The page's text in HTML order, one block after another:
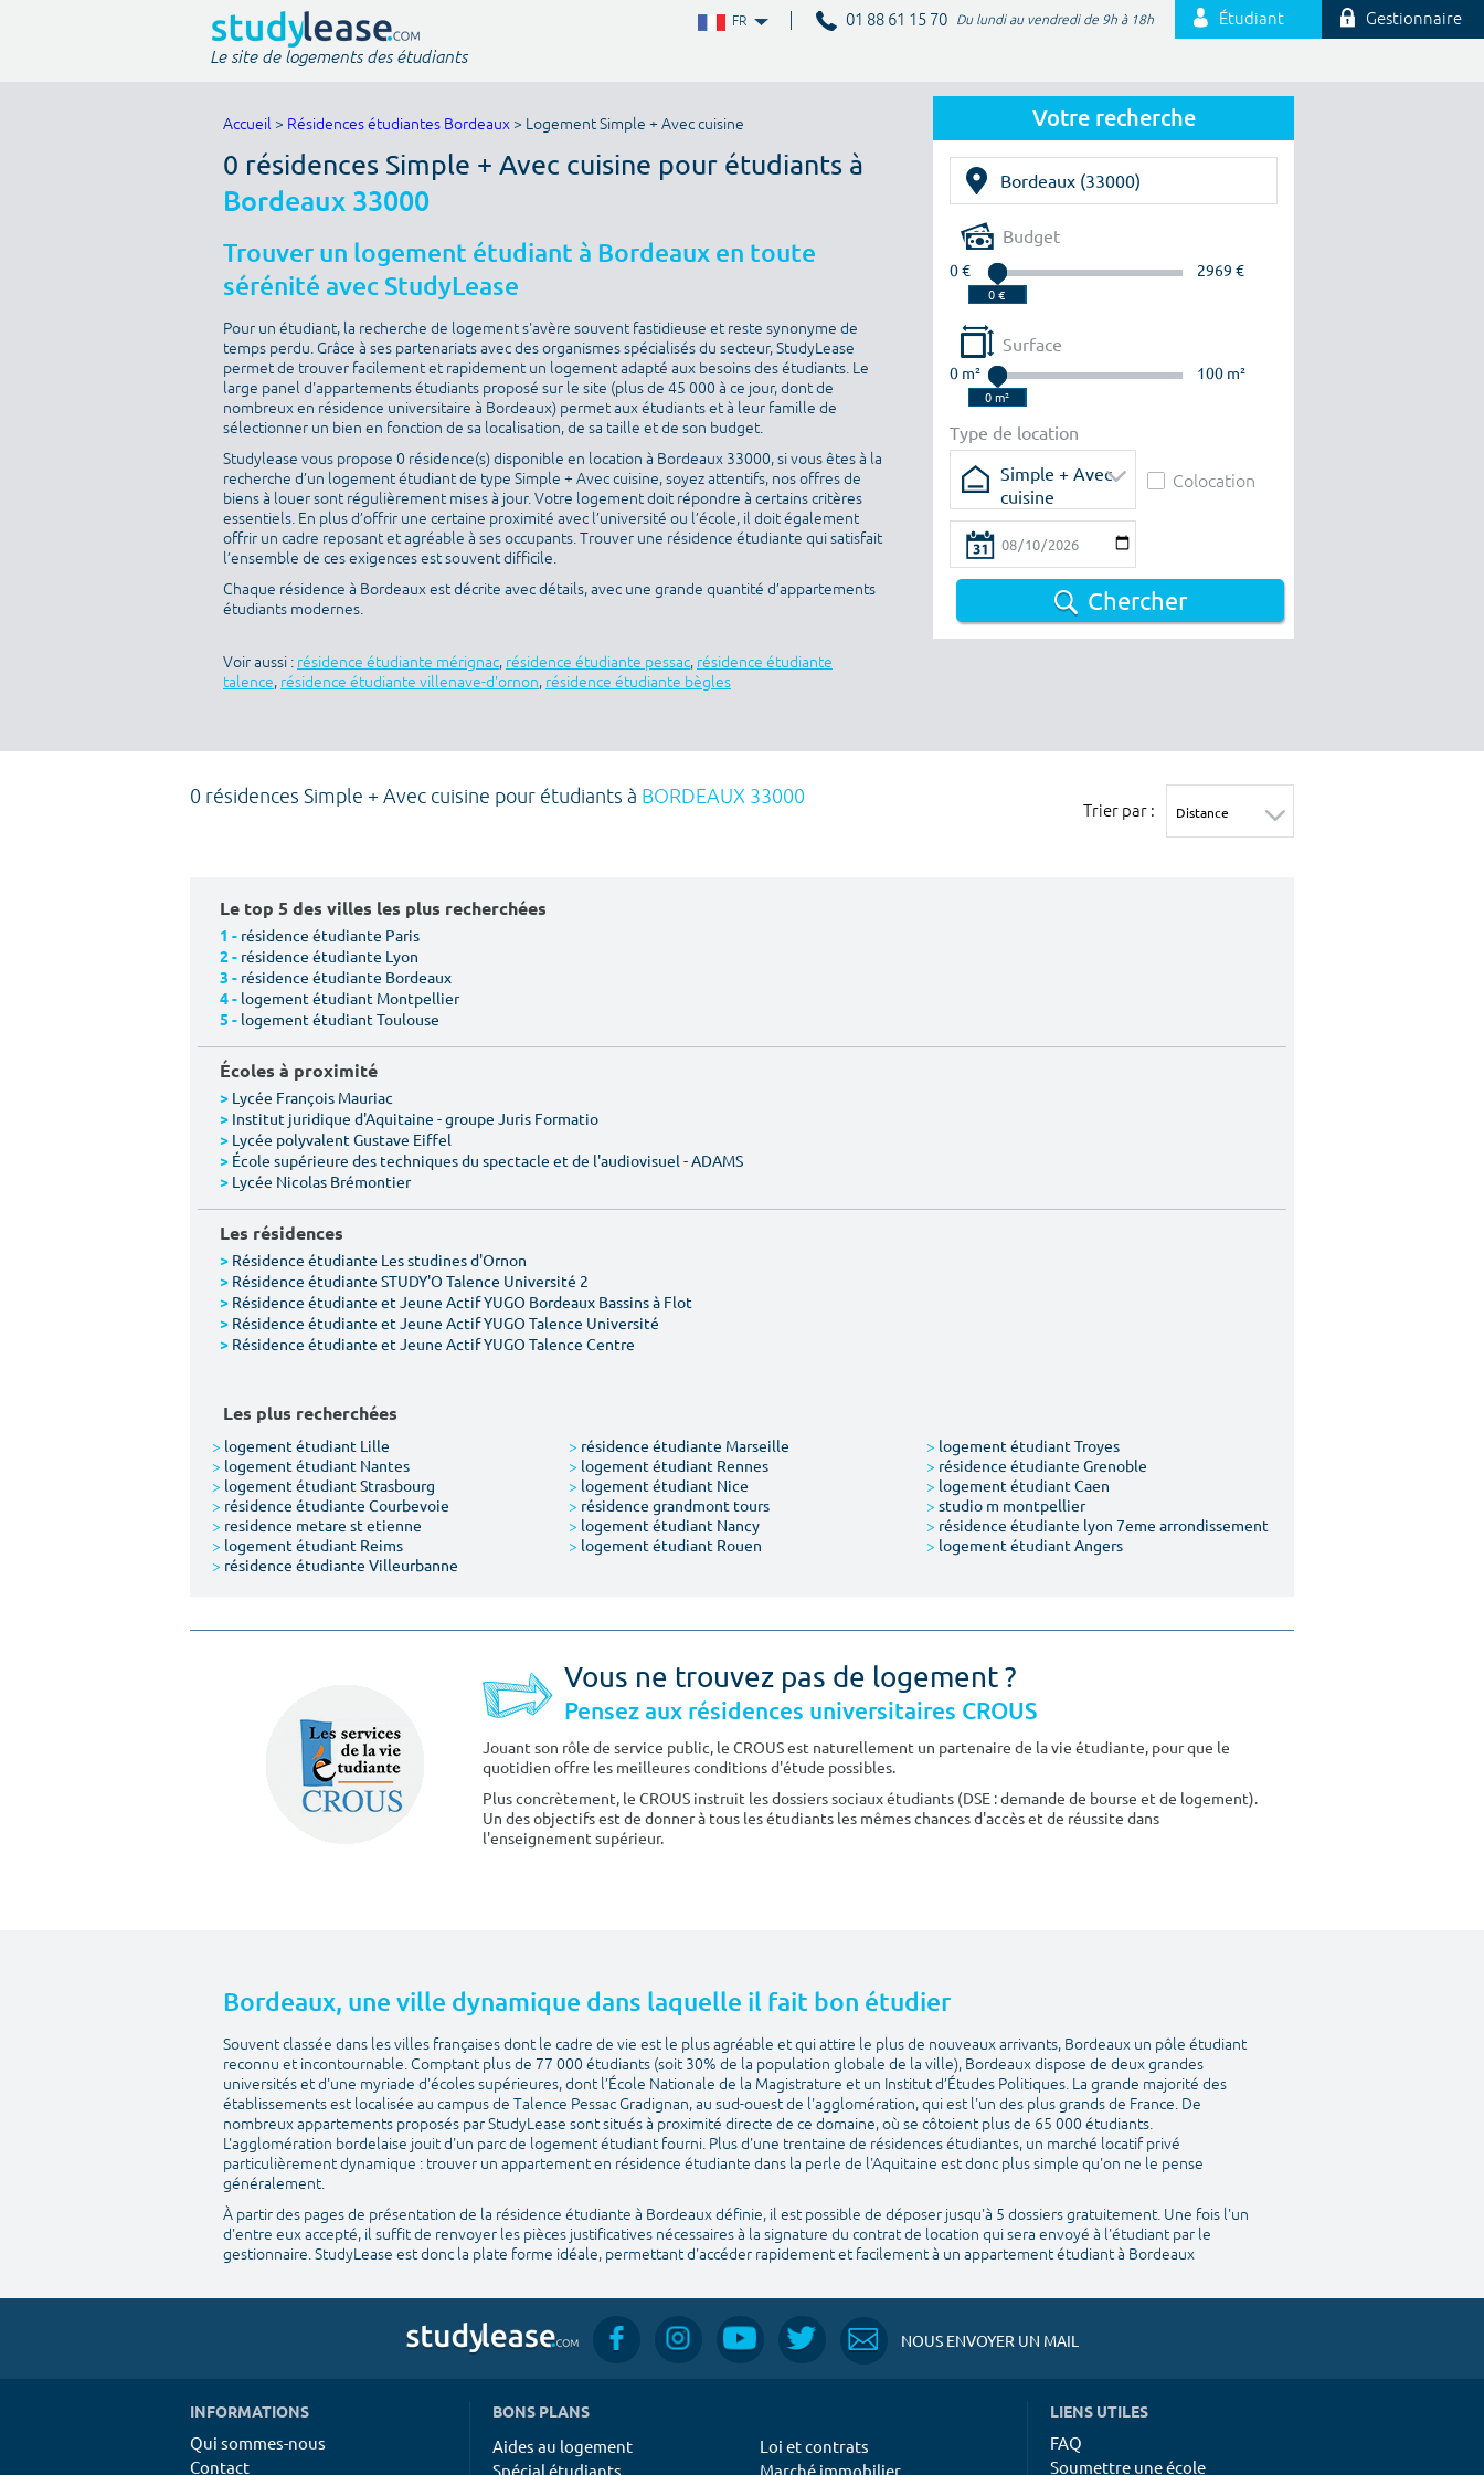
FR 01 88 61 15 70 Du lundi au vendredi de 9h à 18h Étudiant Gestionnaire
Le site de logements des étudiants
Votre recherche
Budget
0 € 2969 €
Surface
0 m² 100 m²
Type de location
Simple + Avec
cuisine
Colocation
Chercher
Accueil > Résidences étudiantes Bordeaux > Logement Simple + Avec cuisine
0 résidences Simple + Avec cuisine pour étudiants à
Bordeaux 33000
Trouver un logement étudiant à Bordeaux en toute
sérénité avec StudyLease
Pour un étudiant, la recherche de logement s'avère souvent fastidieuse et reste synonyme de
temps perdu. Grâce à ses partenariats avec des organismes spécialisés du secteur, StudyLease
permet de trouver facilement et rapidement un logement adapté aux besoins des étudiants. Le
large panel d'appartements étudiants proposé sur le site (plus de 45 000 à ce jour, dont de
nombreux en résidence universitaire à Bordeaux) permet aux étudiants et à leur famille de
sélectionner un bien en fonction de sa localisation, de sa taille et de son budget.
Studylease vous propose 0 résidence(s) disponible en location à Bordeaux 33000, si vous êtes à la
recherche d’un logement étudiant de type Simple + Avec cuisine, soyez attentifs, nos offres de
biens à louer sont régulièrement mises à jour. Votre logement doit répondre à certains critères
essentiels. En plus d’offrir une certaine proximité avec l’université ou l’école, il doit également
offrir un cadre reposant et agréable à ses occupants. Trouver une résidence étudiante qui satisfait
l’ensemble de ces exigences est souvent difficile.
Chaque résidence à Bordeaux est décrite avec détails, avec une grande quantité d’appartements
étudiants modernes.
Voir aussi : résidence étudiante mérignac, résidence étudiante pessac, résidence étudiante
talence, résidence étudiante villenave-d'ornon, résidence étudiante bègles
0 résidences Simple + Avec cuisine pour étudiants à BORDEAUX 33000
Trier par :
Le top 5 des villes les plus recherchées
1 - résidence étudiante Paris
2 - résidence étudiante Lyon
3 - résidence étudiante Bordeaux
4 - logement étudiant Montpellier
5 - logement étudiant Toulouse
Écoles à proximité
> Lycée François Mauriac
> Institut juridique d'Aquitaine - groupe Juris Formatio
> Lycée polyvalent Gustave Eiffel
> École supérieure des techniques du spectacle et de l'audiovisuel - ADAMS
> Lycée Nicolas Brémontier
Les résidences
> Résidence étudiante Les studines d'Ornon
> Résidence étudiante STUDY'O Talence Université 2
> Résidence étudiante et Jeune Actif YUGO Bordeaux Bassins à Flot
> Résidence étudiante et Jeune Actif YUGO Talence Université
> Résidence étudiante et Jeune Actif YUGO Talence Centre
Les plus recherchées
> logement étudiant Lille > résidence étudiante Marseille > logement étudiant Troyes
> logement étudiant Nantes > logement étudiant Rennes > résidence étudiante Grenoble
> logement étudiant Strasbourg > logement étudiant Nice > logement étudiant Caen
> résidence étudiante Courbevoie > résidence grandmont tours > studio m montpellier
> residence metare st etienne > logement étudiant Nancy > résidence étudiante lyon 7eme arrondissement
> logement étudiant Reims > logement étudiant Rouen > logement étudiant Angers
> résidence étudiante Villeurbanne
Vous ne trouvez pas de logement ?
Pensez aux résidences universitaires CROUS
Jouant son rôle de service public, le CROUS est naturellement un partenaire de la vie étudiante, pour que le
quotidien offre les meilleures conditions d'étude possibles.
Plus concrètement, le CROUS instruit les dossiers sociaux étudiants (DSE : demande de bourse et de logement).
Un des objectifs est de donner à tous les étudiants les mêmes chances d'accès et de réussite dans
l'enseignement supérieur.
Bordeaux, une ville dynamique dans laquelle il fait bon étudier
Souvent classée dans les villes françaises dont le cadre de vie est le plus agréable et qui attire le plus de nouveaux arrivants, Bordeaux un pôle étudiant
reconnu et incontournable. Comptant plus de 77 000 étudiants (soit 30% de la population globale de la ville), Bordeaux dispose de deux grandes
universités et d'une myriade d'écoles supérieures, dont l’École Nationale de la Magistrature et un Institut d’Études Politiques. La grande majorité des
établissements est localisée au campus de Talence Pessac Gradignan, au sud-ouest de l'agglomération, qui est l'un des plus grands de France. De
nombreux appartements proposés par StudyLease sont situés à proximité directe de ce domaine, où se côtoient plus de 65 000 étudiants.
L'agglomération bordelaise jouit d'un parc de logement étudiant fourni. Plus d'une trentaine de résidences étudiantes, un marché locatif privé
particulièrement dynamique : trouver un appartement en résidence étudiante dans la perle de l'Aquitaine est donc plus simple qu'on ne le pense
généralement.
À partir des pages de présentation de la résidence étudiante à Bordeaux définie, il est possible de déposer jusqu'à 5 dossiers gratuitement. Une fois l'un
d'entre eux accepté, il suffit de renvoyer les pièces justificatives nécessaires à la signature du contrat de location qui sera envoyé à l'étudiant par le
gestionnaire. StudyLease est donc la plate forme idéale, permettant d'accéder rapidement et facilement à un appartement étudiant à Bordeaux
NOUS ENVOYER UN MAIL
INFORMATIONS
Qui sommes-nous
Contact
BONS PLANS
Aides au logement
Spécial étudiants
Loi et contrats
Marché immobilier
LIENS UTILES
FAQ
Soumettre une école